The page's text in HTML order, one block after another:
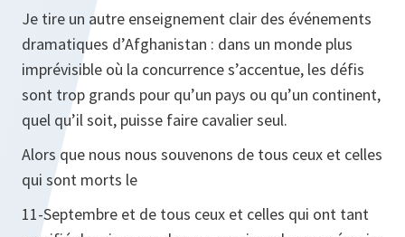
Je tire un autre enseignement clair des événements
dramatiques d’Afghanistan : dans un monde plus
imprévisible où la concurrence s’accentue, les défis
sont trop grands pour qu’un pays ou qu’un continent,
quel qu’il soit, puisse faire cavalier seul.
Alors que nous nous souvenons de tous ceux et celles
qui sont morts le
11-Septembre et de tous ceux et celles qui ont tant